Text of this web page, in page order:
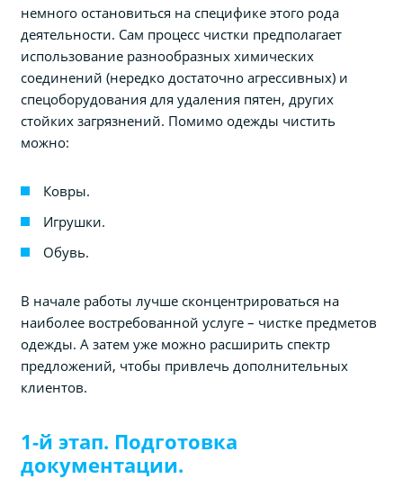
немного остановиться на специфике этого рода
деятельности. Сам процесс чистки предполагает
использование разнообразных химических
соединений (нередко достаточно агрессивных) и
спецоборудования для удаления пятен, других
стойких загрязнений. Помимо одежды чистить
можно:
Ковры.
Игрушки.
Обувь.
В начале работы лучше сконцентрироваться на
наиболее востребованной услуге – чистке предметов
одежды. А затем уже можно расширить спектр
предложений, чтобы привлечь дополнительных
клиентов.
1-й этап. Подготовка
документации.